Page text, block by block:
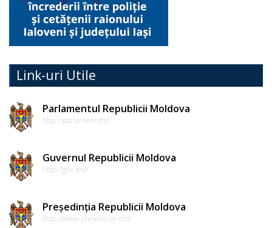
Link-uri Utile
Parlamentul Republicii Moldova
http://parlament.md/
Guvernul Republicii Moldova
http://gov.md/
Președinția Republicii Moldova
http://www.presedinte.md/